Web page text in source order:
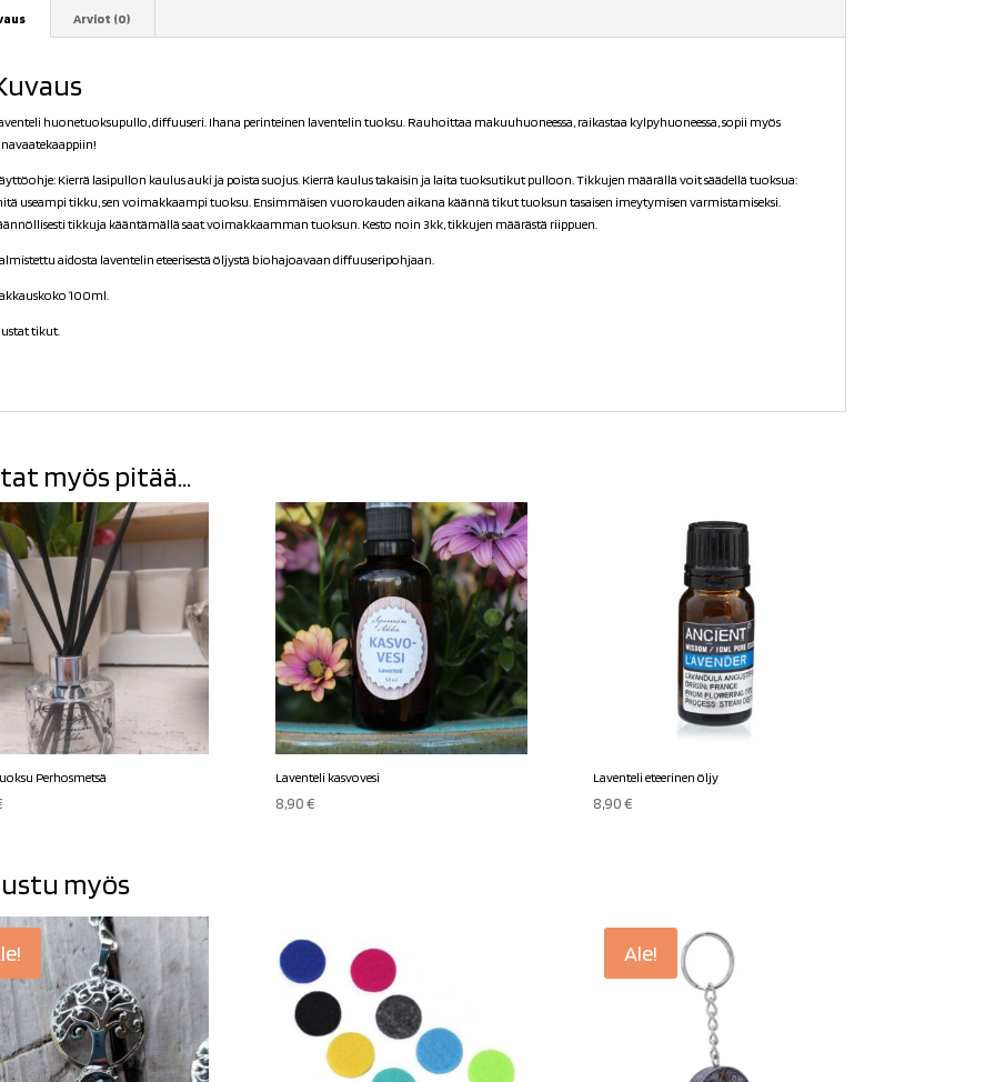
Arviot (0)
huonetuoksupullo, diffuuseri. Ihana perinteinen laventelin tuoksu. Rauhoittaa makuuhuoneessa, raikastaa kylpyhuoneessa, sopii myös
Kierrä lasipullon kaulus auki ja poista suojus. Kierrä kaulus takaisin ja laita tuoksutikut pulloon. Tikkujen määrällä voit säädellä tuoksua:
useampi tikku, sen voimakkaampi tuoksu. Ensimmäisen vuorokauden aikana käännä tikut tuoksun tasaisen imeytymisen varmistamiseksi.
tikkuja kääntämällä saat voimakkaamman tuoksun. Kesto noin 3kk, tikkujen määrästä riippuen.
aidosta laventelin eteerisestä öljystä biohajoavaan diffuuseripohjaan.
100ml.
tikut.
myös pitää...
Perhosmetsä Laventeli kasvovesi
8,90€
Laventeli eteerinen öljy
8,90€
myös
Ale!